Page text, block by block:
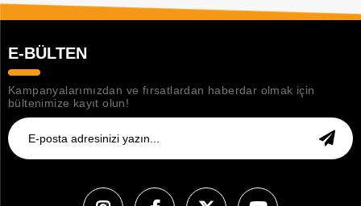
E-BÜLTEN
Kampanyalarımızdan ve fırsatlardan haberdar olmak için
bültenimize kayıt olun!